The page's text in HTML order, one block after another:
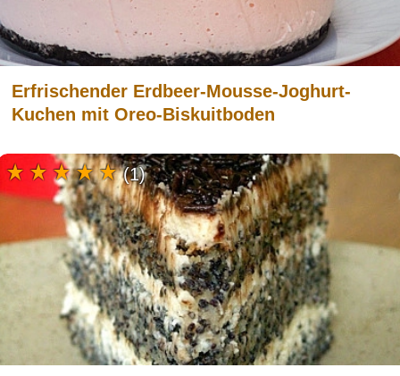
Erfrischender Erdbeer-Mousse-Joghurt-
Kuchen mit Oreo-Biskuitboden
(1)